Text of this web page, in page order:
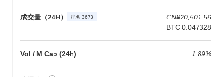
成交量（24H） 排名 3673
CN¥20,501.56
BTC 0.047328
Vol / M Cap (24h) 1.89%
了其适应性和在快速发展的市场中对创新的持续承诺。
Affyn是为消费者和游戏玩家设计的，使他们能够参与一个独特的元
宇宙体验，将游戏与现实世界的实用性结合起来。它提供了工具和
资源，包括用户友好的钱包和一个集成平台，以访问其生态系统内